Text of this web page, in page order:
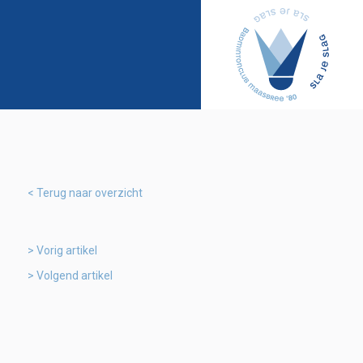
Terug naar overzicht
Vorig artikel
Volgend artikel